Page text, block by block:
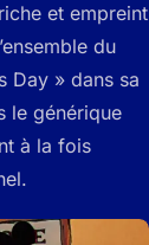
et empreint
du
Day » dans sa
le générique
à la fois